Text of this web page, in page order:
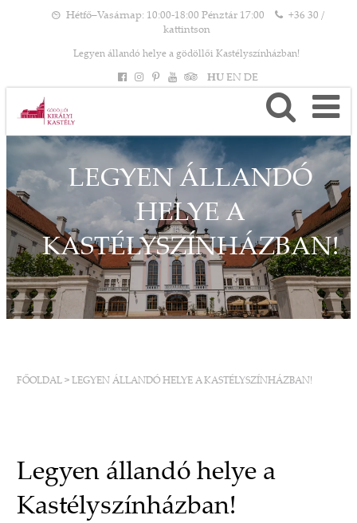
Hétfő–Vasárnap: 10:00-18:00 Pénztár 17:00
+36 30 /
kattintson
Legyen állandó helye a gödöllői Kastélyszínházban!
HU EN DE
LEGYEN ÁLLANDÓ
HELYE A
KASTÉLYSZÍNHÁZBAN!
FŐOLDAL > LEGYEN ÁLLANDÓ HELYE A KASTÉLYSZÍNHÁZBAN!
Legyen állandó helye a
Kastélyszínházban!